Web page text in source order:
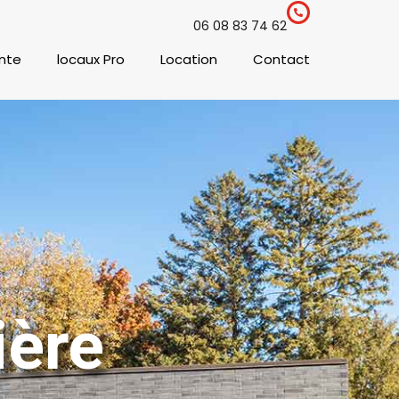
06 08 83 74 62
locaux Pro Location Contact